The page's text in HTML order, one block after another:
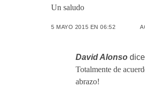
Un saludo
5 MAYO 2015 EN 06:52
David Alonso
Totalmente de
abrazo!